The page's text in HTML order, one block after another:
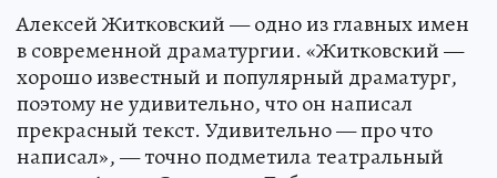
Алексей Житковский — одно из главных имен
в современной драматургии. «Житковский —
хорошо известный и популярный драматург,
поэтому не удивительно, что он написал
прекрасный текст. Удивительно — про что
написал», — точно подметила театральный